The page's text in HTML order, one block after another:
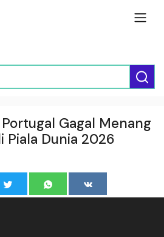
Gagal Menang
Piala Dunia 2026